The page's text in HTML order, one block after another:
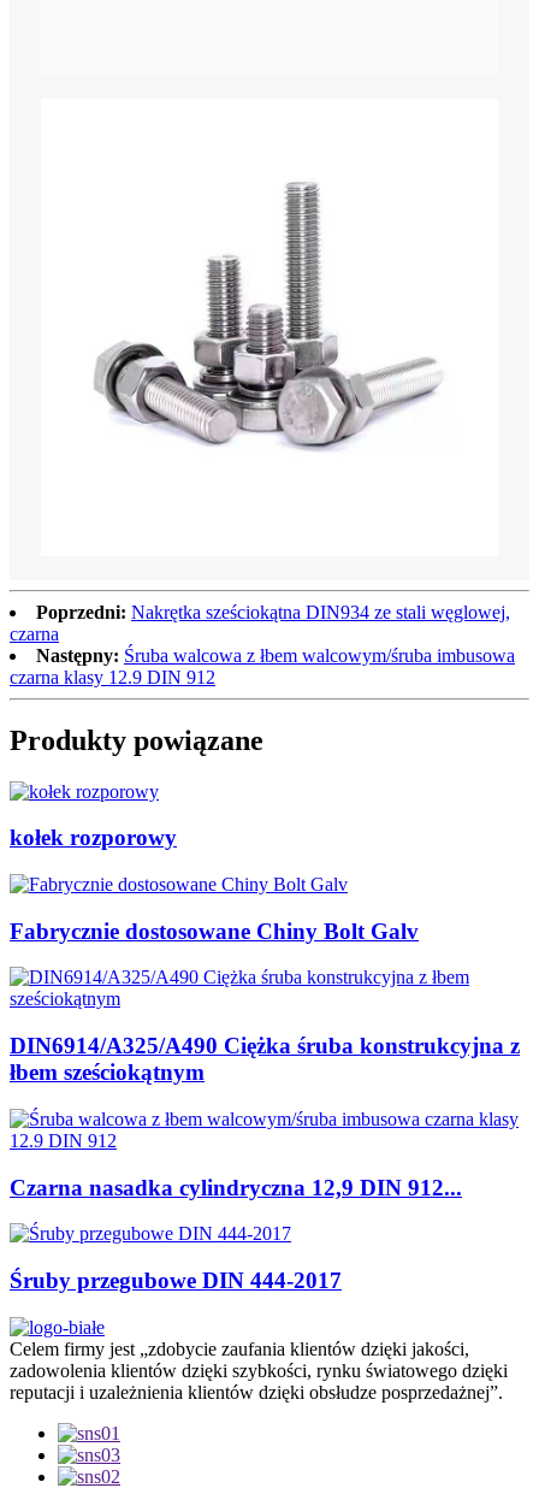
Poprzedni: Nakrętka sześciokątna DIN934 ze stali węglowej,
czarna
Następny: Śruba walcowa z łbem walcowym/śruba imbusowa
czarna klasy 12.9 DIN 912
Produkty powiązane
kołek rozporowy
Fabrycznie dostosowane Chiny Bolt Galv
DIN6914/A325/A490 Ciężka śruba konstrukcyjna z
łbem sześciokątnym
Czarna nasadka cylindryczna 12,9 DIN 912...
Śruby przegubowe DIN 444-2017
Celem firmy jest „zdobycie zaufania klientów dzięki jakości,
zadowolenia klientów dzięki szybkości, rynku światowego dzięki
reputacji i uzależnienia klientów dzięki obsłudze posprzedażnej”.